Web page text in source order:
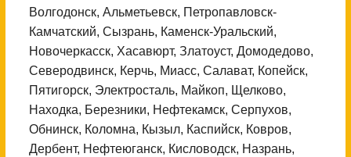
Волгодонск, Альметьевск, Петропавловск-
Камчатский, Сызрань, Каменск-Уральский,
Новочеркасск, Хасавюрт, Златоуст, Домодедово,
Северодвинск, Керчь, Миасс, Салават, Копейск,
Пятигорск, Электросталь, Майкоп, Щелково,
Находка, Березники, Нефтекамск, Серпухов,
Обнинск, Коломна, Кызыл, Каспийск, Ковров,
Дербент, Нефтеюганск, Кисловодск, Назрань,